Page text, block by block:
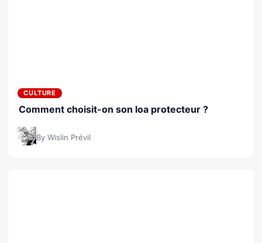
CULTURE
Comment choisit-on son loa protecteur ?
By Wislin Prévil